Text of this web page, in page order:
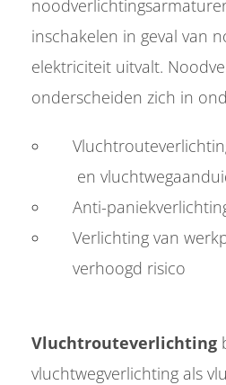
inschakelen in geval van
elektriciteit uitvalt.
onderscheiden zich in
en
Anti-
Verlichting van
verhoogd risico
Vluchtrouteverlichting
vluchtwegverlichting als